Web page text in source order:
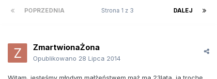
POPRZEDNIA DALEJ
Strona 1 z 3
ZmartwionaŻona
Opublikowano 28 Lipca 2014